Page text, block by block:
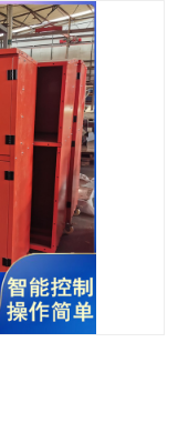
设备
干酶体机
发酵
堆肥仓